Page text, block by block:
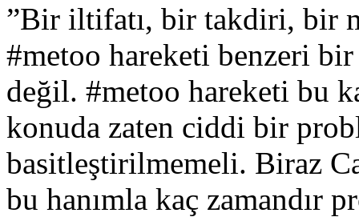
”Bir iltifatı, bir takdiri, bir
#metoo hareketi benzeri
değil. #metoo hareketi bu
konuda zaten ciddi bir
basitleştirilmemeli. Biraz
bu hanımla kaç zamandır